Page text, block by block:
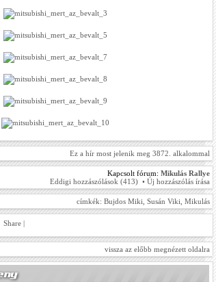
Ez a hír most jelenik meg 3872. alkalommal
Kapcsolt fórum: Mikulás Rallye
Eddigi hozzászólások (413) • Új hozzászólás írása
címkék: Bujdos Miki, Susán Viki, Mikulás
Share
vissza az előbb megnézett oldalra